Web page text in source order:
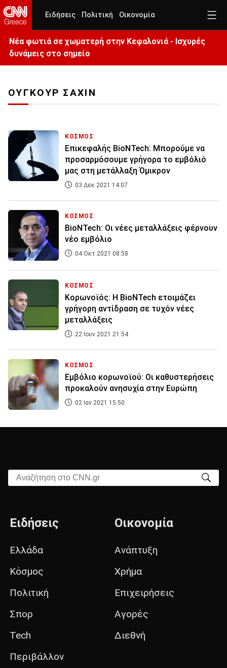
Ειδήσεις Πολιτική Οικονομία
Νέα φωτιά σε χωματερή στην Κεφαλονιά - Ισχυρές
δυνάμεις στο σημείο
ΟΥΓΚΟΥΡ ΣΑΧΙΝ
ΚΟΣΜΟΣ
Επικεφαλής BioNTech: Μπορούμε να
προσαρμόσουμε γρήγορα το εμβόλιό
μας στη μετάλλαξη Όμικρον
03 Δεκ 2021 14:07
ΚΟΣΜΟΣ
BioNTech: Οι νέες μεταλλάξεις φέρνουν
νέο εμβόλιο
04 Οκτ 2021 08:58
ΚΟΣΜΟΣ
Κορωνοϊός: Η BioNTech ετοιμάζει
γρήγορη αντίδραση σε τυχόν νέες
μεταλλάξεις
22 Ιουν 2021 21:54
ΚΟΣΜΟΣ
Εμβόλιο κορωνοϊού: Οι καθυστερήσεις
προκαλούν ανησυχία στην Ευρώπη
02 Ιαν 2021 15:50
Αναζήτηση στο CNN.gr
Ειδήσεις
Ελλάδα
Κόσμος
Πολιτική
Σπορ
Tech
Περιβάλλον
Οικονομία
Ανάπτυξη
Χρήμα
Επιχειρήσεις
Αγορές
Διεθνή